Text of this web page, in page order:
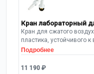
Кран лабораторный
Кран для сжатого
пластика, устойчивого
заднюю панель
мм.
Подробнее
11 190 ₽